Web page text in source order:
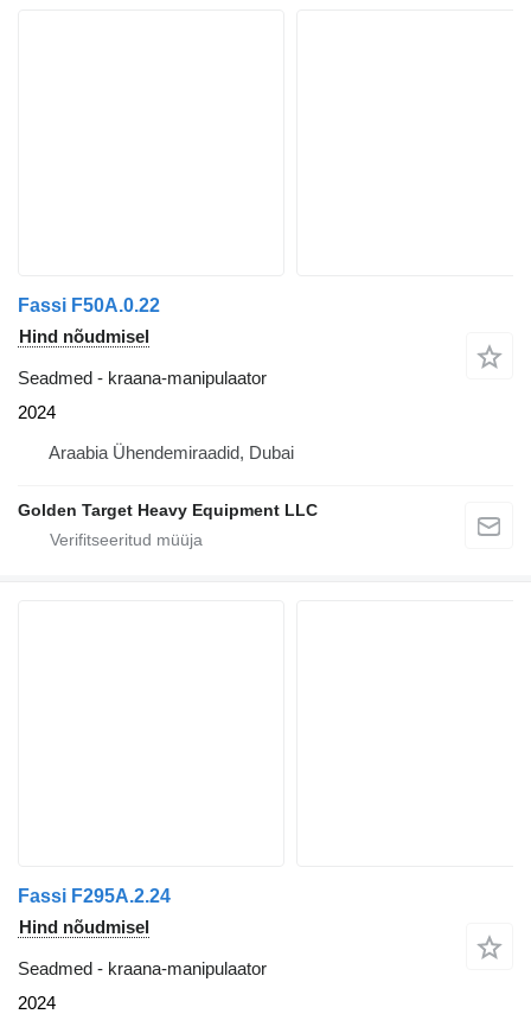
Fassi F50A.0.22
Hind nõudmisel
Seadmed - kraana-manipulaator
2024
Araabia Ühendemiraadid, Dubai
Golden Target Heavy Equipment LLC
Fassi F295A.2.24
Hind nõudmisel
Seadmed - kraana-manipulaator
2024